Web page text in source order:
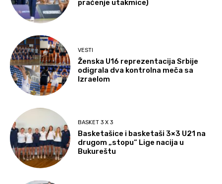
praćenje utakmice)
VESTI
Ženska U16 reprezentacija Srbije
odigrala dva kontrolna meča sa
Izraelom
BASKET 3 X 3
Basketašice i basketaši 3×3 U21 na
drugom „stopu“ Lige nacija u
Bukureštu